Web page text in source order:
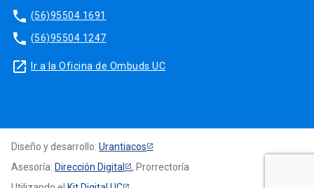
phone (56)95504 1691
phone (56)95504 1247
launch Ir a la Oficina de Ombuds UC
Diseño y desarrollo: Urantiacos
Asesoría: Dirección Digital
, Prorrectoría